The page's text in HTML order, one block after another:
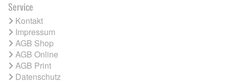
Service
Kontakt
Impressum
AGB Shop
AGB Online
AGB Print
Datenschutz